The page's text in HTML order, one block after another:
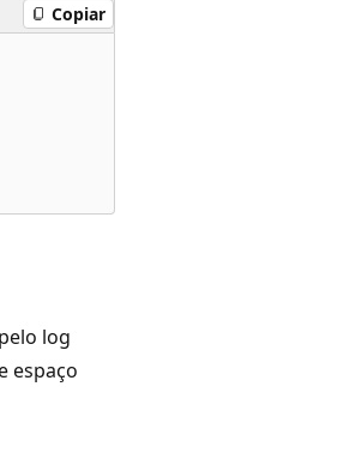
Copiar
log
espaço